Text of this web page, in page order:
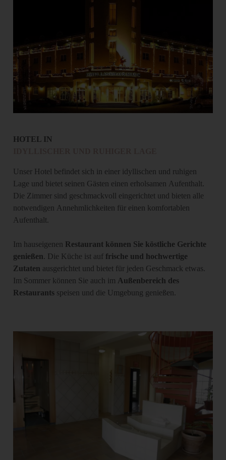
HOTEL IN
Unser Hotel befindet sich in einer idyllischen und ruhigen
Lage und bietet seinen Gästen einen erholsamen Aufenthalt.
Die Zimmer sind geschmackvoll eingerichtet und bieten alle
notwendigen Annehmlichkeiten für einen komfortablen
Aufenthalt.
Im hauseigenen Restaurant können Sie köstliche Gerichte
genießen. Die Küche ist auf frische und hochwertige
Zutaten ausgerichtet und bietet für jeden Geschmack etwas.
Im Sommer können Sie auch im Außenbereich des
Restaurants speisen und die Umgebung genießen.